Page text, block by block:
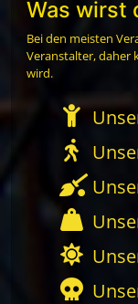
Was wirst
Bei den meisten
Veranstalter, daher
wird.